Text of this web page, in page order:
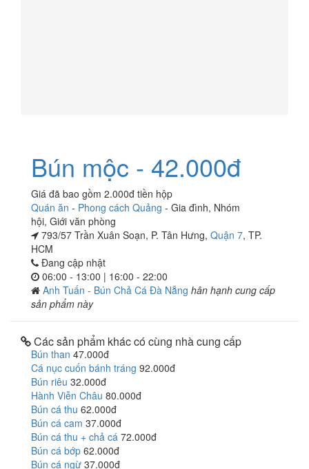
Bún mộc - 42.000đ
Giá đã bao gồm 2.000đ tiền hộp
Quán ăn - Phong cách Quảng - Gia đình, Nhóm
hội, Giới văn phòng
793/57 Trần Xuân Soạn, P. Tân Hưng, Quận 7, TP.
HCM
Đang cập nhật
06:00 - 13:00 | 16:00 - 22:00
Anh Tuấn - Bún Chả Cá Đà Nẵng hân hạnh cung cấp
sản phẩm này
Các sản phẩm khác có cùng nhà cung cấp
Bún than 47.000đ
Cá nục cuốn bánh tráng 92.000đ
Bún riêu 32.000đ
Hành Viễn Châu 80.000đ
Bún cá thu 62.000đ
Bún cá cam 37.000đ
Bún cá thu + chả cá 72.000đ
Bún cá bớp 62.000đ
Bún cá ngừ 37.000đ